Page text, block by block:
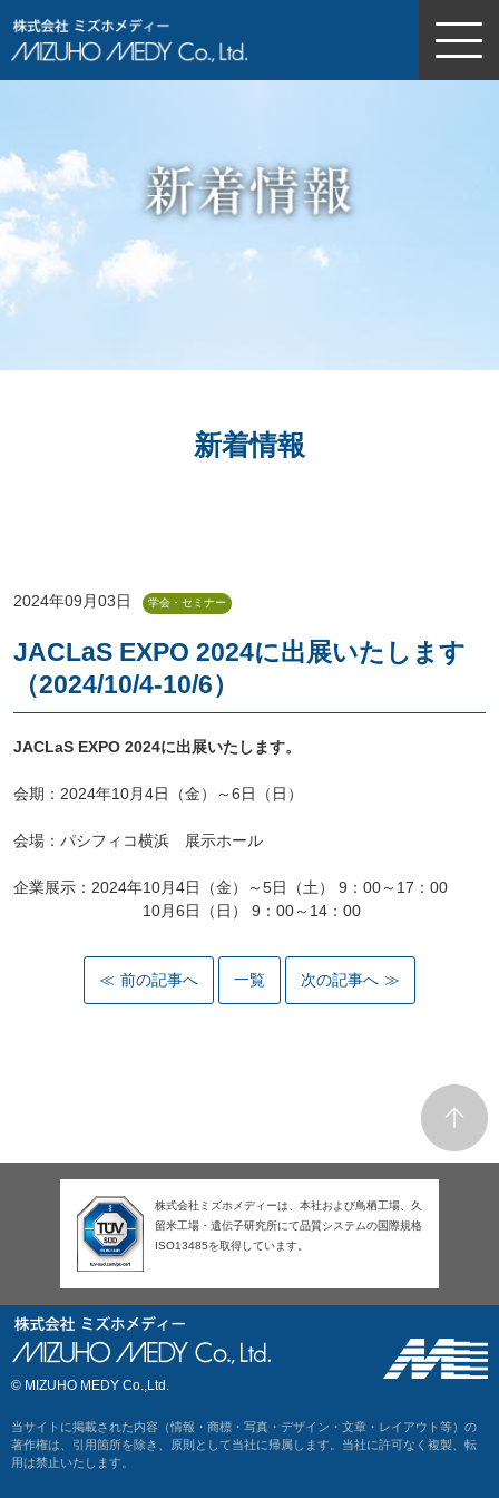
新着情報
2024年09月03日 学会・セミナー
JACLaS EXPO 2024に出展いたします
（2024/10/4-10/6）
JACLaS EXPO 2024に出展いたします。
会期： 2024年10月4日（金）～6日（日）
会場：パシフィコ横浜 展示ホール
企業展示： 2024年10月4日（金）～5日（土） 9：00～17：00
10月6日（日） 9：00～14：00
前の記事へ 一覧 次の記事へ
株式会社ミズホメディーは、本社および鳥栖工場、久
留米工場・遺伝子研究所にて品質システムの国際規格
ISO13485を取得しています。
© MIZUHO MEDY Co.,Ltd.
当サイトに掲載された内容（情報・商標・写真・デザイン・文章・レイアウト等）の
著作権は、引用箇所を除き、原則として当社に帰属します。当社に許可なく複製、転
用は禁止いたします。